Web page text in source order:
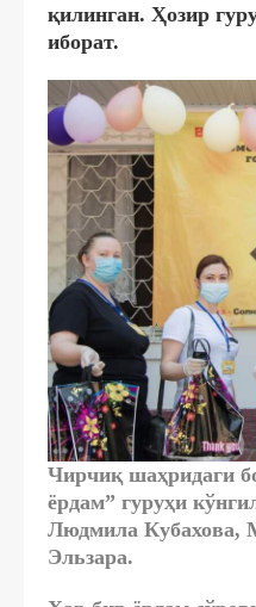
қилинган. Ҳозир
иборат.
Чирчиқ шаҳридаги
ёрдам” гуруҳи
Людмила Кубахова,
Эльзара.